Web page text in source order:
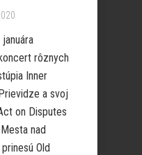
rôznych
Inner
a svoj
on Disputes
nad
Old